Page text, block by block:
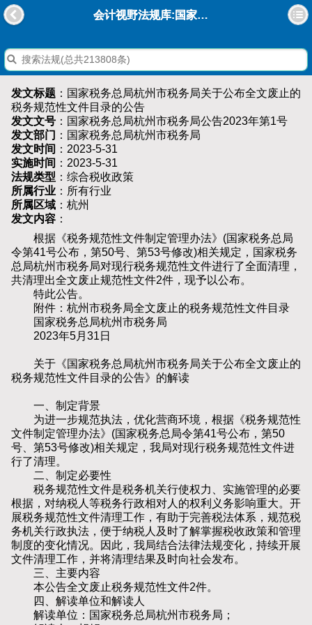
会计视野法规库:国家税务总局杭州市税务局关于公布全文废止的税务规范性文件目录的公告
发文标题 ：国家税务总局杭州市税务局关于公布全文废止的
税务规范性文件目录的公告
发文文号 ：国家税务总局杭州市税务局公告2023年第1号
发文部门 ：国家税务总局杭州市税务局
发文时间 ：2023-5-31
实施时间 ：2023-5-31
法规类型 ：综合税收政策
所属行业 ：所有行业
所属区域 ：杭州
发文内容 ：
根据《税务规范性文件制定管理办法》(国家税务总局
令第41号公布，第50号、第53号修改)相关规定，国家税务
总局杭州市税务局对现行税务规范性文件进行了全面清理，
共清理出全文废止规范性文件2件，现予以公布。
特此公告。
附件：杭州市税务局全文废止的税务规范性文件目录
国家税务总局杭州市税务局
2023年5月31日
关于《国家税务总局杭州市税务局关于公布全文废止的
税务规范性文件目录的公告》的解读
一、制定背景
为进一步规范执法，优化营商环境，根据《税务规范性
文件制定管理办法》(国家税务总局令第41号公布，第50
号、第53号修改)相关规定，我局对现行税务规范性文件进
行了清理。
二、制定必要性
税务规范性文件是税务机关行使权力、实施管理的必要
根据，对纳税人等税务行政相对人的权利义务影响重大。开
展税务规范性文件清理工作，有助于完善税法体系，规范税
务机关行政执法，便于纳税人及时了解掌握税收政策和管理
制度的变化情况。因此，我局结合法律法规变化，持续开展
文件清理工作，并将清理结果及时向社会发布。
三、主要内容
本公告全文废止税务规范性文件2件。
四、解读单位和解读人
解读单位：国家税务总局杭州市税务局；